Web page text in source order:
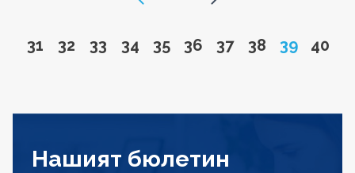
Go to page
31 Go to page
32 Go to page
33 Go to page
34 Go to page
35 Go to page
36 Go to page
37 Go to page
38 Page
39 Go
40
Нашият бюлетин